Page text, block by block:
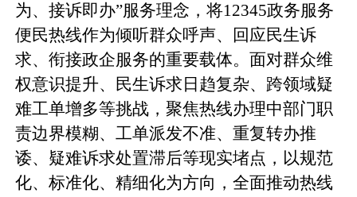
为、接诉即办”服务理念，将12345政务服务
便民热线作为倾听群众呼声、回应民生诉
求、衔接政企服务的重要载体。面对群众维
权意识提升、民生诉求日趋复杂、跨领域疑
难工单增多等挑战，聚焦热线办理中部门职
责边界模糊、工单派发不准、重复转办推
诿、疑难诉求处置滞后等现实堵点，以规范
化、标准化、精细化为方向，全面推动热线